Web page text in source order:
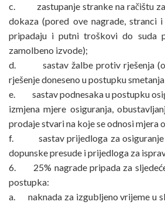
c. zastupanje stranke na račištu za
dokaza (pored ove nagrade, stranci
pripadaju i putni troškovi do suda
zamolbeno izvode);
d. sastav žalbe protiv rješenja
rješenje doneseno u postupku
e. sastav podnesaka u postupku
izmjena mjere osiguranja,
prodaje stvari na koje se odnosi mjera
f. sastav prijedloga za osiguranje
dopunske presude i prijedloga za
6. 25% nagrade pripada za
postupka:
a. naknada za izgubljeno vrijeme u